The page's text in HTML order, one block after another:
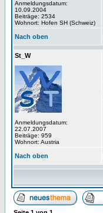
Anmeldungsdatum:
10.09.2004
Beiträge: 2534
Wohnort: Hofen SH (Schweiz)
Nach oben
St_W
Anmeldungsdatum:
22.07.2007
Beiträge: 959
Wohnort: Austria
Nach oben